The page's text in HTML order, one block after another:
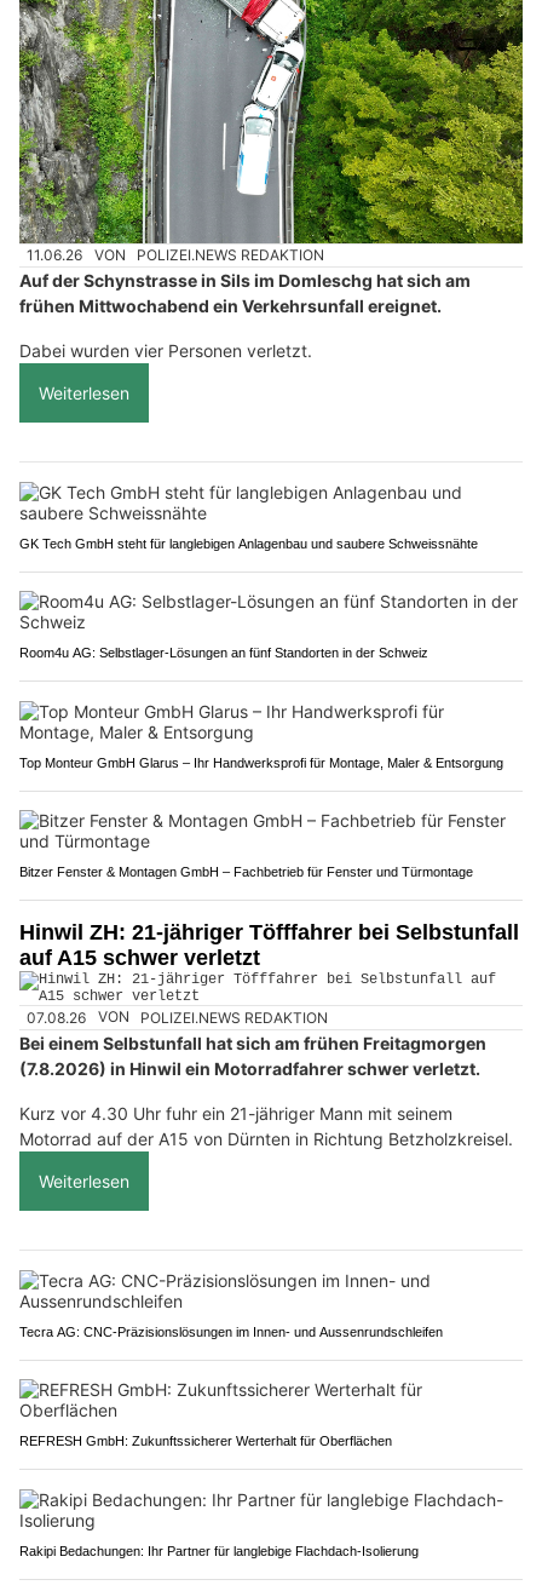
11.06.26 VON POLIZEI.NEWS REDAKTION
Auf der Schynstrasse in Sils im Domleschg hat sich am
frühen Mittwochabend ein Verkehrsunfall ereignet.
Dabei wurden vier Personen verletzt.
Weiterlesen
GK Tech GmbH steht für langlebigen Anlagenbau und saubere Schweissnähte
Room4u AG: Selbstlager-Lösungen an fünf Standorten in der Schweiz
Top Monteur GmbH Glarus – Ihr Handwerksprofi für Montage, Maler & Entsorgung
Bitzer Fenster & Montagen GmbH – Fachbetrieb für Fenster und Türmontage
Hinwil ZH: 21-jähriger Töfffahrer bei Selbstunfall
auf A15 schwer verletzt
07.08.26 VON POLIZEI.NEWS REDAKTION
Bei einem Selbstunfall hat sich am frühen Freitagmorgen
(7.8.2026) in Hinwil ein Motorradfahrer schwer verletzt.
Kurz vor 4.30 Uhr fuhr ein 21-jähriger Mann mit seinem
Motorrad auf der A15 von Dürnten in Richtung Betzholzkreisel.
Weiterlesen
Tecra AG: CNC-Präzisionslösungen im Innen- und Aussenrundschleifen
REFRESH GmbH: Zukunftssicherer Werterhalt für Oberflächen
Rakipi Bedachungen: Ihr Partner für langlebige Flachdach-Isolierung